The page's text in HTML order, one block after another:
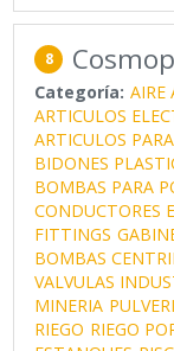
8
Categoría: AIRE
ARTICULOS
ARTICULOS
BIDONES
BOMBAS PARA
CONDUCTORES
FITTINGS
BOMBAS
VALVULAS
MINERIA
RIEGO RIEGO